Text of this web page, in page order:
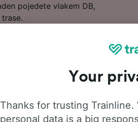
pojedete vlakem DB,
Baden s předstihem namísto
na 119.99 €. Při hledání v
ceny.
hledat nejlevnější vlakové
další informace o cestě
řádu, kde uvidíte první a
Your
Thanks for trusting
personal data is a big